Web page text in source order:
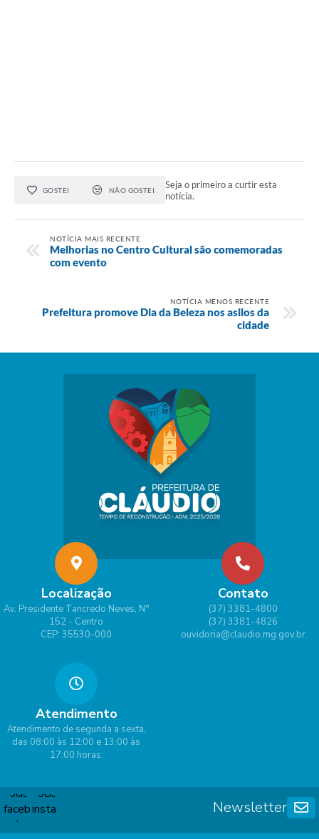
GOSTEI NÃO GOSTEI
Seja o primeiro a curtir esta
notícia.
NOTÍCIA MAIS RECENTE
Melhorias no Centro Cultural são comemoradas
com evento
NOTÍCIA MENOS RECENTE
Prefeitura promove Dia da Beleza nos asilos da
cidade
Localização
Av. Presidente Tancredo Neves, N°
152 - Centro
CEP: 35530-000
Contato
(37) 3381-4800
(37) 3381-4826
ouvidoria@claudio.mg.gov.br
Atendimento
Atendimento de segunda a sexta,
das 08:00 às 12:00 e 13:00 às
17:00 horas.
Newsletter